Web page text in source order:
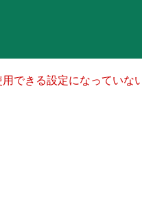
できる設定になってい